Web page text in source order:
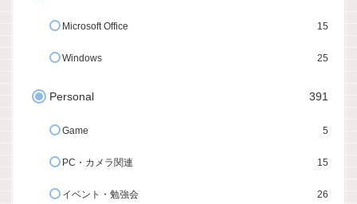
Microsoft Office 15
Windows 25
Personal 391
Game 5
PC・カメラ関連 15
イベント・勉強会 26